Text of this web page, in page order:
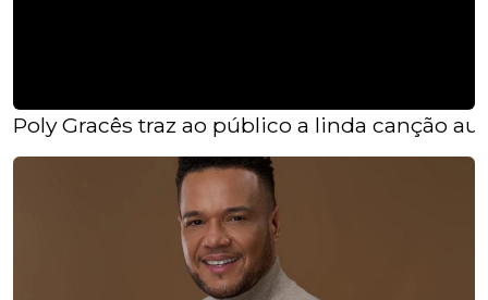
Poly Gracês traz ao público a linda canção